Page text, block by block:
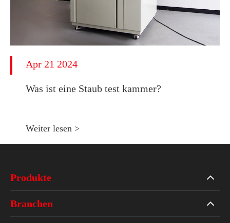
Apr 21 2024
Was ist eine Staub test kammer?
Weiter lesen >
Produkte
Branchen